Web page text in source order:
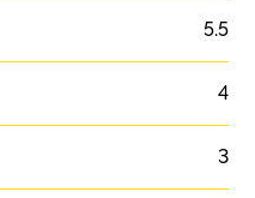
5.5
4
3